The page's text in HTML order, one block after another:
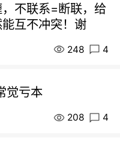
不联系=断联，给
互不冲突！谢
248 4
觉亏本
208 4